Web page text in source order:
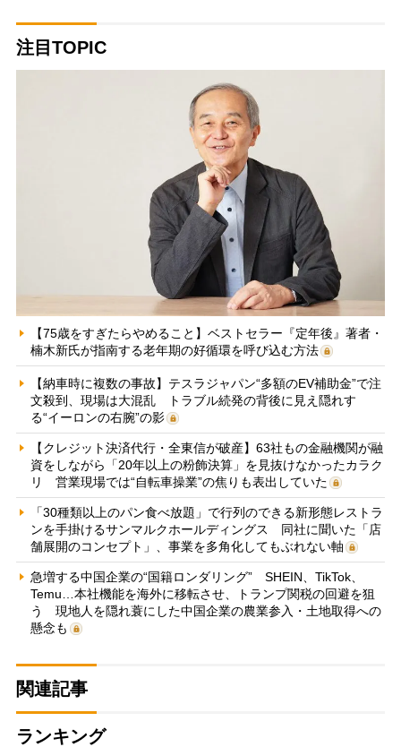
注目TOPIC
【75歳をすぎたらやめること】ベストセラー『定年後』著者・
楠木新氏が指南する老年期の好循環を呼び込む方法
【納車時に複数の事故】テスラジャパン“多額のEV補助金”で注
文殺到、現場は大混乱 トラブル続発の背後に見え隠れす
る“イーロンの右腕”の影
【クレジット決済代行・全東信が破産】63社もの金融機関が融
資をしながら「20年以上の粉飾決算」を見抜けなかったカラク
リ 営業現場では“自転車操業”の焦りも表出していた
「30種類以上のパン食べ放題」で行列のできる新形態レストラ
ンを手掛けるサンマルクホールディングス 同社に聞いた「店
舗展開のコンセプト」、事業を多角化してもぶれない軸
急増する中国企業の“国籍ロンダリング” SHEIN、TikTok、
Temu…本社機能を海外に移転させ、トランプ関税の回避を狙
う 現地人を隠れ蓑にした中国企業の農業参入・土地取得への
懸念も
関連記事
ランキング